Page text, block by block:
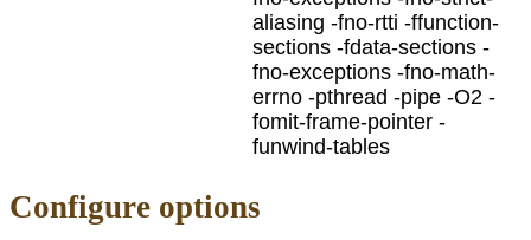
aliasing -fno-rtti -ffunction-
sections -fdata-sections -
fno-exceptions -fno-math-
errno -pthread -pipe -O2 -
fomit-frame-pointer -
funwind-tables
Configure options